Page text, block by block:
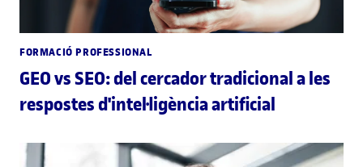
FORMACIÓ PROFESSIONAL
GEO vs SEO: del cercador tradicional a les
respostes d'intel·ligència artificial